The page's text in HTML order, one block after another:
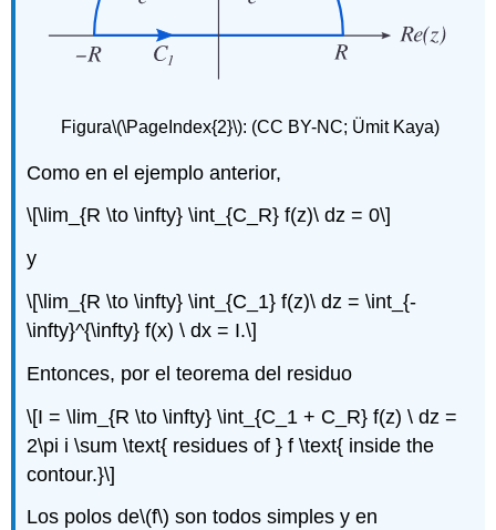
Figura\(\PageIndex{2}\): (CC BY-NC; Ümit Kaya)
Como en el ejemplo anterior,
\[\lim_{R \to \infty} \int_{C_R} f(z)\ dz = 0\]
y
\[\lim_{R \to \infty} \int_{C_1} f(z)\ dz = \int_{-
\infty}^{\infty} f(x) \ dx = I.\]
Entonces, por el teorema del residuo
\[I = \lim_{R \to \infty} \int_{C_1 + C_R} f(z) \ dz =
2\pi i \sum \text{ residues of } f \text{ inside the
contour.}\]
Los polos de\(f\) son todos simples y en